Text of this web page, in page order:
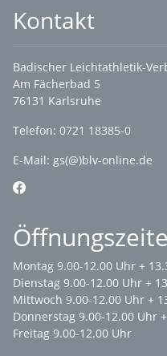
Kontakt
Badischer Leichtathletik-
Am Fächerbad 5
76131 Karlsruhe
Telefon: 0721 18385-0
E-Mail: gs(@)blv-online.de
Montag 9.00-12.00 Uhr +
Dienstag 9.00-12.00 Uhr +
Mittwoch 9.00-12.00 Uhr +
Donnerstag 9.00-12.00 Uhr
Freitag 9.00-12.00 Uhr